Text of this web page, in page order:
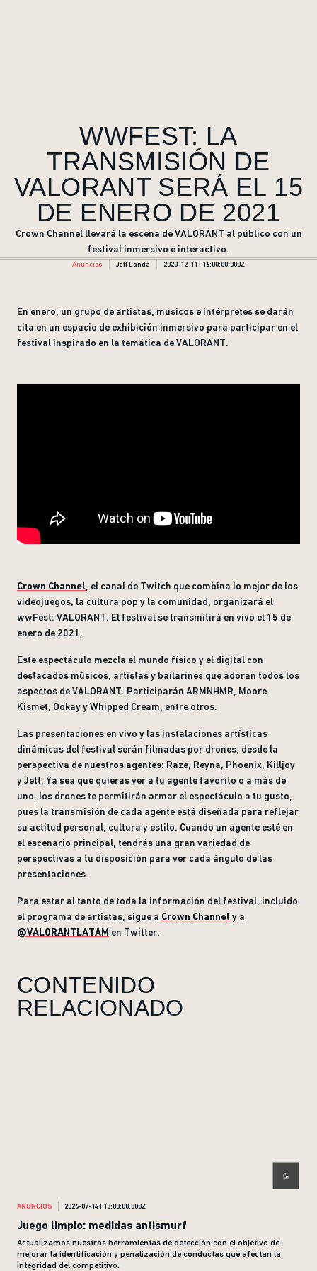
WWFEST: LA
TRANSMISIÓN DE
VALORANT SERÁ EL 15
DE ENERO DE 2021
Crown Channel llevará la escena de VALORANT al público con un
festival inmersivo e interactivo.
Anuncios Jeff Landa 2020-12-11T16:00:00.000Z
En enero, un grupo de artistas, músicos e intérpretes se darán
cita en un espacio de exhibición inmersivo para participar en el
festival inspirado en la temática de VALORANT.
Crown Channel , el canal de Twitch que combina lo mejor de los
videojuegos, la cultura pop y la comunidad, organizará el
wwFest: VALORANT. El festival se transmitirá en vivo el 15 de
enero de 2021.
Este espectáculo mezcla el mundo físico y el digital con
destacados músicos, artistas y bailarines que adoran todos los
aspectos de VALORANT. Participarán ARMNHMR, Moore
Kismet, Ookay y Whipped Cream, entre otros.
Las presentaciones en vivo y las instalaciones artísticas
dinámicas del festival serán filmadas por drones, desde la
perspectiva de nuestros agentes: Raze, Reyna, Phoenix, Killjoy
y Jett. Ya sea que quieras ver a tu agente favorito o a más de
uno, los drones te permitirán armar el espectáculo a tu gusto,
pues la transmisión de cada agente está diseñada para reflejar
su actitud personal, cultura y estilo. Cuando un agente esté en
el escenario principal, tendrás una gran variedad de
perspectivas a tu disposición para ver cada ángulo de las
presentaciones.
Para estar al tanto de toda la información del festival, incluido
el programa de artistas, sigue a Crown Channel y a
@VALORANTLATAM en Twitter.
CONTENIDO
RELACIONADO
ANUNCIOS 2026-07-14T13:00:00.000Z
Juego limpio: medidas antismurf
Actualizamos nuestras herramientas de detección con el objetivo de
mejorar la identificación y penalización de conductas que afectan la
integridad del competitivo.